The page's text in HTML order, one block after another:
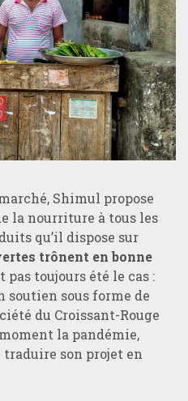
Shimul propose
la nourriture à tous les
qu’il dispose sur
trônent en bonne
pas toujours été le cas :
soutien sous forme de
du Croissant-Rouge
la pandémie,
traduire son projet en